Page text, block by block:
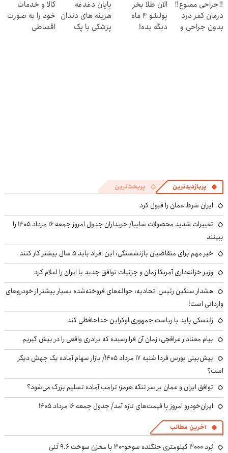
کنی! 👈🏻
پرسش‌نامه
‼️جراحی ممنوع‼️
درمان کمر درد
بدون جراحی و
الان طلا بخر
پولشو 4 ماه
دیگه بده!
پایان دغدغه
هزینه های دندان
پزشکی با پک
کالا و خدمات
خود را به صورت
اقساطی
پربازدیدترین پربحث‌ترین
ایران شرط عمان را قبول کرد
تغییرات شدید محصولات سایپا/ خریداران جدول امروز جمعه ۱۶ مرداد ۱۴۰۵ را
ببینند
خبر مهم برای متقاضیان بازنشستگی: این افراد باید ۵ سال بیشتر کار کنند
وزیر خزانه‌داری آمریکا زمان و جزئیات توافق جدید با ایران را اعلام کرد
هشدار سنگین رئیس اتحادیه: حواله‌های فروخته‌شده بسیار بیشتر از خودروهای
وارداتی است!
زلنسکی باید با ریاست جمهوری اوکراین خداحافظی کند
پیام معنادار عراقچی: زمان آن فرا رسیده که برادری واقعی را در پیش گیریم
پیش‌بینی بورس فردا شنبه ۱۷ مرداد ۱۴۰۵/ بازار سهام آماده یک جهش دیگر
است؟
توافق ایران و عمان بر سر تنگه هرمز؛ ترامپ آماده تسلیم بزرگ می‌شود؟
ایران‌خودرو امروز با قیمت‌های تازه آمد/ جدول جمعه ۱۶ مرداد ۱۴۰۵
آخرین مطالب
بُرد ۳۰۰۰ کیلومتری جنگنده سوخو-۳۰ با مخزن سوخت ۹.۶ تُنی